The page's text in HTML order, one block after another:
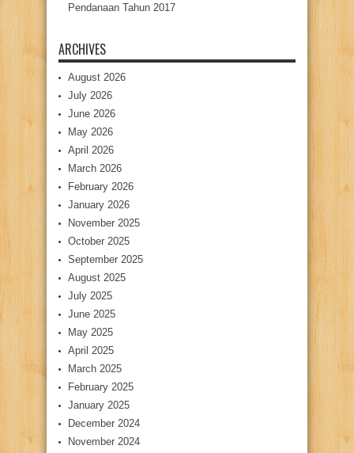
Pendanaan Tahun 2017
ARCHIVES
August 2026
July 2026
June 2026
May 2026
April 2026
March 2026
February 2026
January 2026
November 2025
October 2025
September 2025
August 2025
July 2025
June 2025
May 2025
April 2025
March 2025
February 2025
January 2025
December 2024
November 2024